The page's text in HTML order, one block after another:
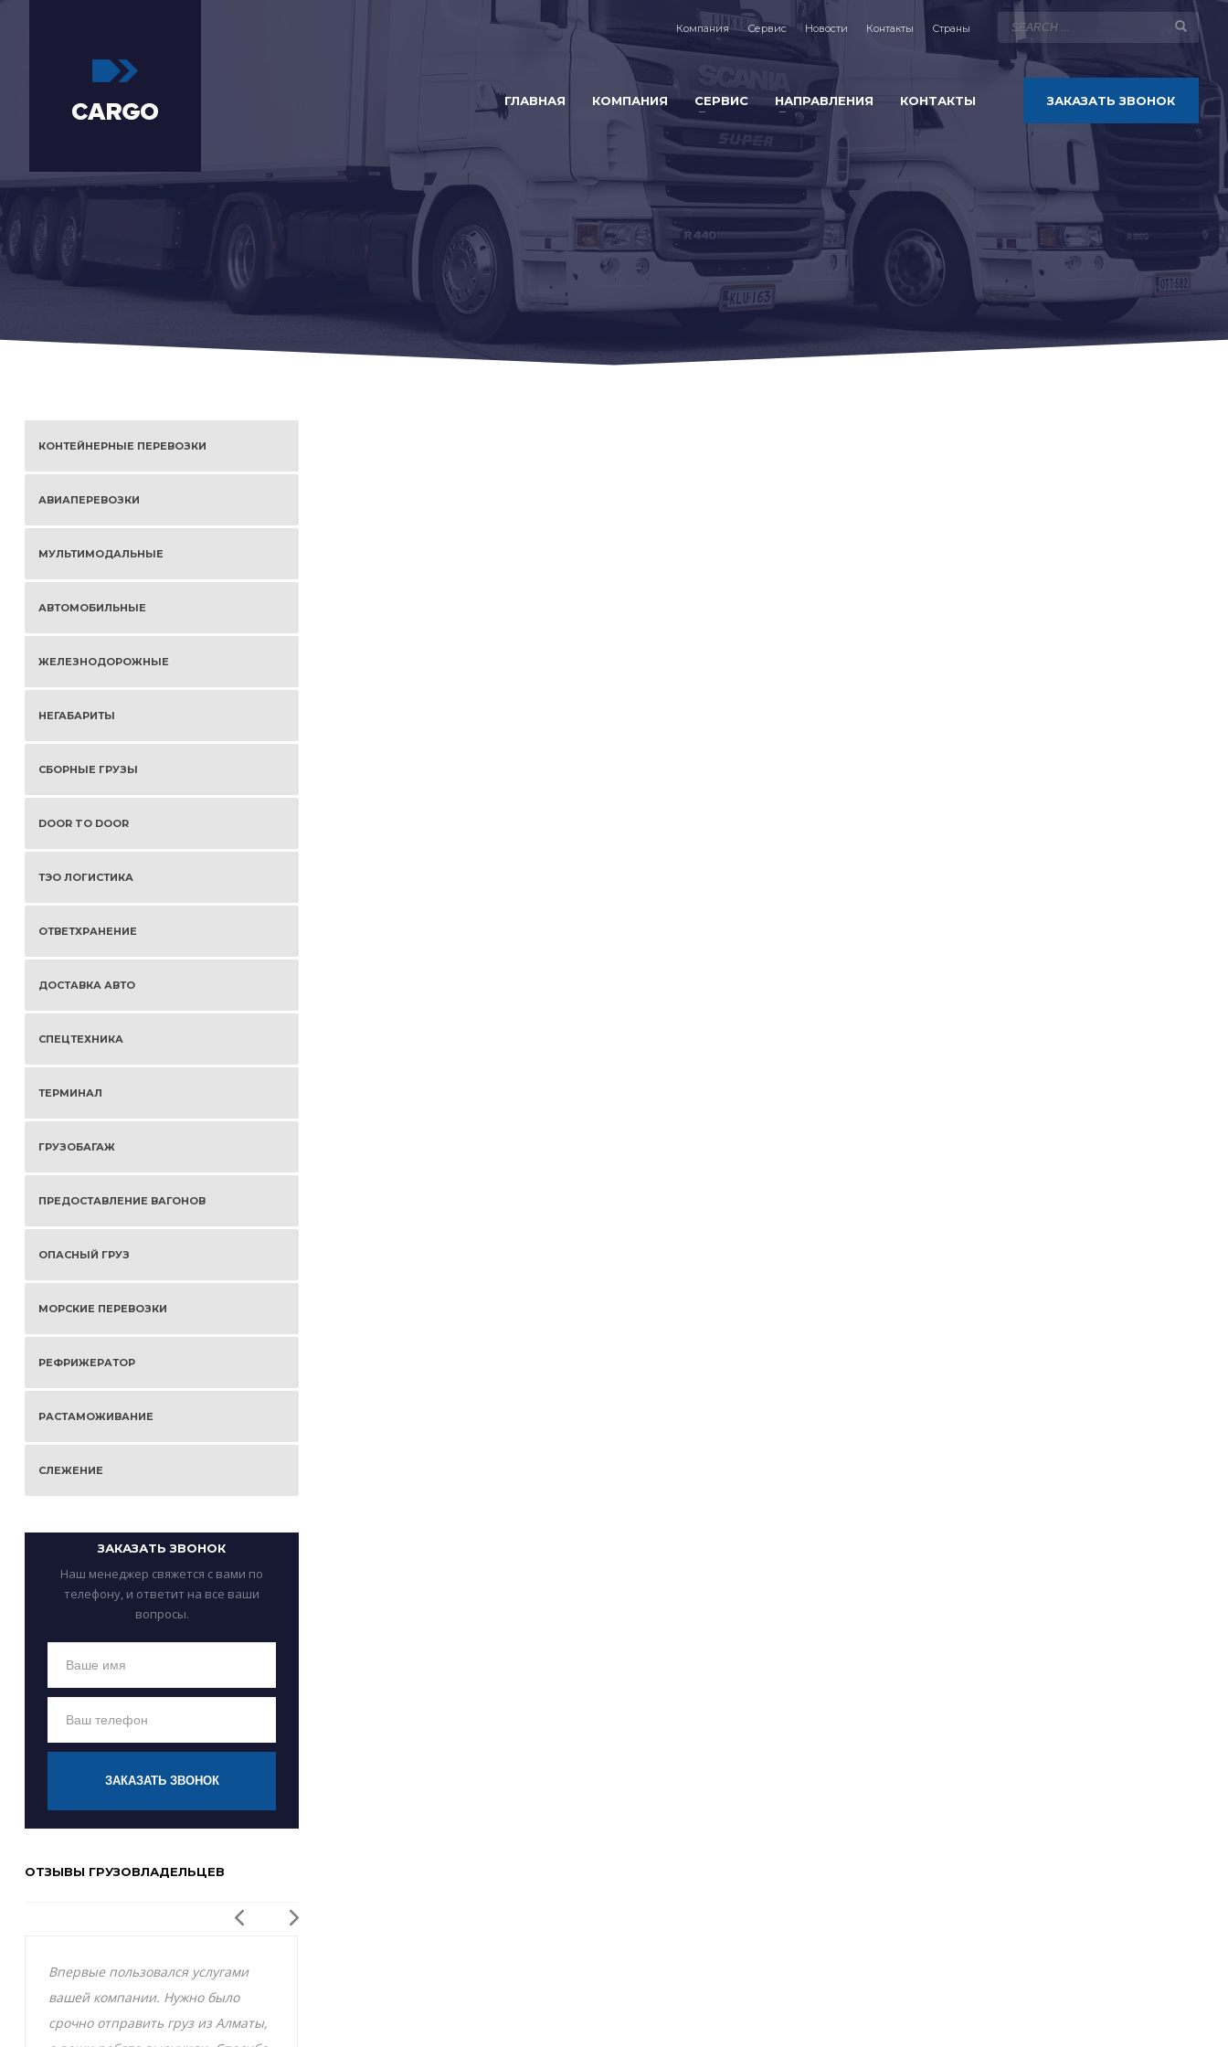
Компания Сервис Новости Контакты Страны
ГЛАВНАЯ КОМПАНИЯ СЕРВИС НАПРАВЛЕНИЯ КОНТАКТЫ ЗАКАЗАТЬ ЗВОНОК
КОНТЕЙНЕРНЫЕ ПЕРЕВОЗКИ
АВИАПЕРЕВОЗКИ
МУЛЬТИМОДАЛЬНЫЕ
АВТОМОБИЛЬНЫЕ
ЖЕЛЕЗНОДОРОЖНЫЕ
НЕГАБАРИТЫ
СБОРНЫЕ ГРУЗЫ
DOOR TO DOOR
ТЭО ЛОГИСТИКА
ОТВЕТХРАНЕНИЕ
ДОСТАВКА АВТО
СПЕЦТЕХНИКА
ТЕРМИНАЛ
ГРУЗОБАГАЖ
ПРЕДОСТАВЛЕНИЕ ВАГОНОВ
ОПАСНЫЙ ГРУЗ
МОРСКИЕ ПЕРЕВОЗКИ
РЕФРИЖЕРАТОР
РАСТАМОЖИВАНИЕ
СЛЕЖЕНИЕ
ЗАКАЗАТЬ ЗВОНОК
Наш менеджер свяжется с вами по
телефону, и ответит на все ваши
вопросы.
ЗАКАЗАТЬ ЗВОНОК
ОТЗЫВЫ ГРУЗОВЛАДЕЛЬЦЕВ
Впервые пользовался услугами
вашей компании. Нужно было
срочно отправить груз из Алматы,